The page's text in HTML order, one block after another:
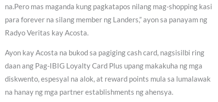
na.Pero mas maganda kung pagkatapos nilang mag-shopping kasi
para forever na silang member ng Landers,” ayon sa panayam ng
Radyo Veritas kay Acosta.
Ayon kay Acosta na bukod sa pagiging cash card, nagsisilbi ring
daan ang Pag-IBIG Loyalty Card Plus upang makakuha ng mga
diskwento, espesyal na alok, at reward points mula sa lumalawak
na hanay ng mga partner establishments ng ahensya.